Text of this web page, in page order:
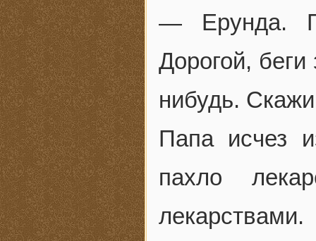
— Ерунда.
Дорогой,
нибудь.
Папа исчез
пахло
лекарствами.